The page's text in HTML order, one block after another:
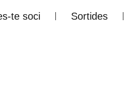
te soci Sortides